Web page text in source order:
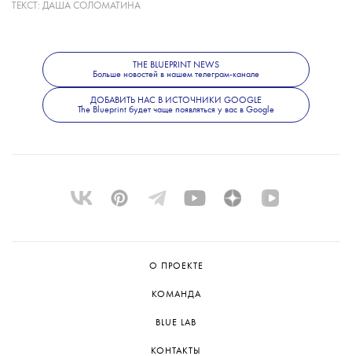
не исключают, что роль получит
неизвестный широкой публике актер.
Режиссером следующего фильма станет
Дени Вильнев.
ТЕКСТ: ДАША СОЛОМАТИНА
THE BLUEPRINT NEWS
Больше новостей в нашем телеграм-канале
ДОБАВИТЬ НАС В ИСТОЧНИКИ GOOGLE
The Blueprint будет чаще появляться у вас в Google
О ПРОЕКТЕ
КОМАНДА
BLUE LAB
КОНТАКТЫ